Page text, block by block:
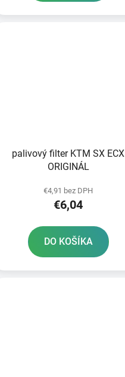
palivový filter KTM SX ECX
ORIGINÁL
€4,91 bez DPH
€6,04
DO KOŠÍKA